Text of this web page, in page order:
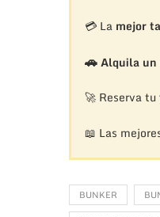
💳 La mejor
🚗Alquila un
🚀 Reserva tu
📖 Las
BUNKER